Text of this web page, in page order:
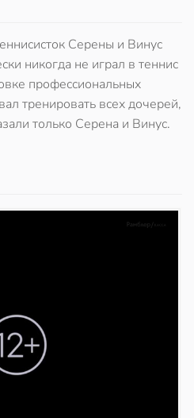
Серены и Винус
никогда не играл в теннис
профессиональных
тренировать всех дочерей,
только Серена и Винус.